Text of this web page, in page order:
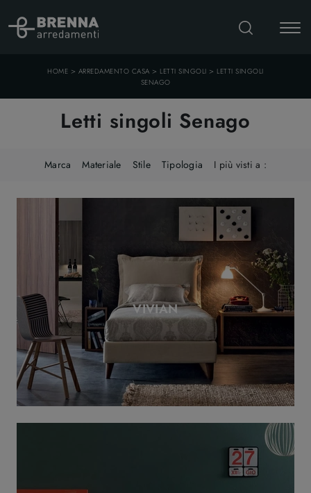
HOME > ARREDAMENTO CASA > LETTI SINGOLI > LETTI SINGOLI
SENAGO
Letti singoli Senago
Marca Materiale Stile Tipologia I più visti a :
VIVIAN